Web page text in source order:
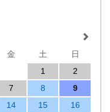
金 土
日
1
2
7 8
9
14 15
16